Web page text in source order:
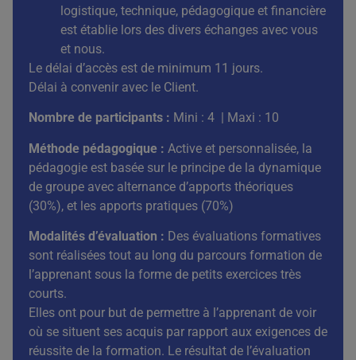
logistique, technique, pédagogique et financière
est établie lors des divers échanges avec vous
et nous.
Le délai d’accès est de minimum 11 jours.
Délai à convenir avec le Client.
Nombre de participants : Mini : 4 | Maxi : 10
Méthode pédagogique : Active et personnalisée, la
pédagogie est basée sur le principe de la dynamique
de groupe avec alternance d’apports théoriques
(30%), et les apports pratiques (70%)
Modalités d’évaluation : Des évaluations formatives
sont réalisées tout au long du parcours formation de
l’apprenant sous la forme de petits exercices très
courts.
Elles ont pour but de permettre à l’apprenant de voir
où se situent ses acquis par rapport aux exigences de
réussite de la formation. Le résultat de l’évaluation